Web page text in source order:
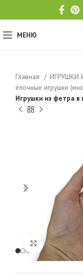
МЕНЮ
Главная
ИГРУШКИ
ёлочные игрушки
Игрушки из фетра
Click to